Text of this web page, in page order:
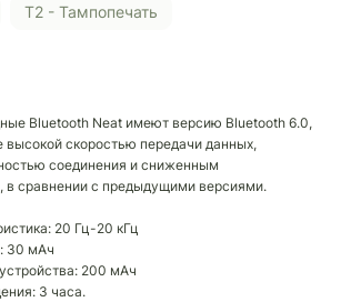
Т2 - Тампопечать
Bluetooth Neat имеют версию Bluetooth 6.0,
высокой скоростью передачи данных,
соединения и сниженным
в сравнении с предыдущими версиями.
20 Гц-20 кГц
30 мАч
200 мАч
3 часа.